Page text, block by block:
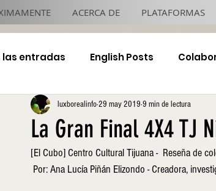
ACERCA DE PLATAFORMAS
las entradas English Posts
Educación De gira 4x4 TJ Night
La Gran Final 4X4 TJ
luxborealinfo29 may 2019 9 min de lectura
[El Cubo] Centro Cultural Tijuana -  Reseña de
Por: Ana Lucía Piñán Elizondo - Creadora,